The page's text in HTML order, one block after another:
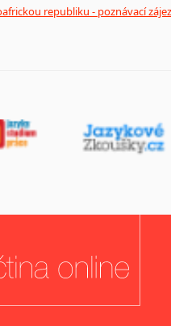
republiku - poznávací